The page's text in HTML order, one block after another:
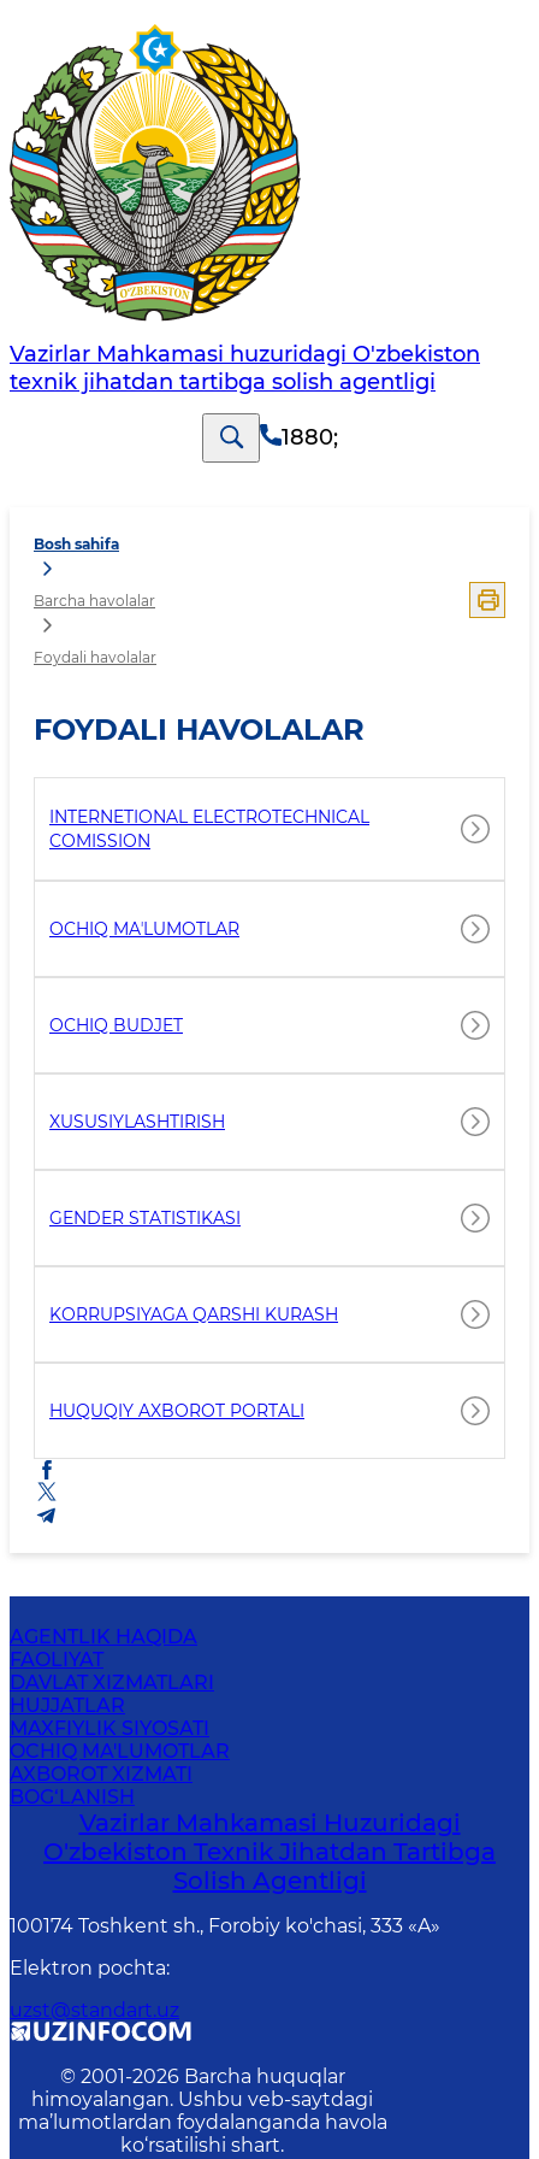
Vazirlar Mahkamasi huzuridagi O'zbekiston
texnik jihatdan tartibga solish agentligi
1880;
Bosh sahifa
Barcha havolalar
Foydali havolalar
FOYDALI HAVOLALAR
INTERNETIONAL ELECTROTECHNICAL
COMISSION
OCHIQ MAʼLUMOTLAR
OCHIQ BUDJET
XUSUSIYLASHTIRISH
GENDER STATISTIKASI
KORRUPSIYAGA QARSHI KURASH
HUQUQIY AXBOROT PORTALI
AGENTLIK HAQIDA
FAOLIYAT
DAVLAT XIZMATLARI
HUJJATLAR
MAXFIYLIK SIYOSATI
OCHIQ MA'LUMOTLAR
AXBOROT XIZMATI
BOG‘LANISH
Vazirlar Mahkamasi Huzuridagi
O'zbekiston Texnik Jihatdan Tartibga
Solish Agentligi
100174 Toshkent sh., Forobiy ko'chasi, 333 «A»
Elektron pochta:
uzst@standart.uz
© 2001-2026 Barcha huquqlar
himoyalangan. Ushbu veb-saytdagi
ma’lumotlardan foydalanganda havola
ko‘rsatilishi shart.